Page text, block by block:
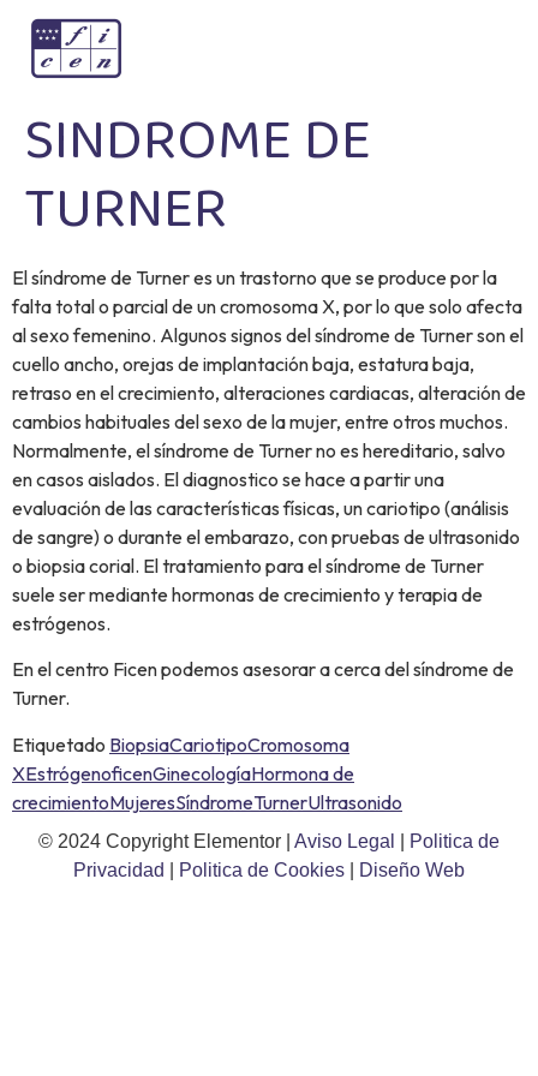
SINDROME DE
TURNER
El síndrome de Turner es un trastorno que se produce por la
falta total o parcial de un cromosoma X, por lo que solo afecta
al sexo femenino. Algunos signos del síndrome de Turner son el
cuello ancho, orejas de implantación baja, estatura baja,
retraso en el crecimiento, alteraciones cardiacas, alteración de
cambios habituales del sexo de la mujer, entre otros muchos.
Normalmente, el síndrome de Turner no es hereditario, salvo
en casos aislados. El diagnostico se hace a partir una
evaluación de las características físicas, un cariotipo (análisis
de sangre) o durante el embarazo, con pruebas de ultrasonido
o biopsia corial. El tratamiento para el síndrome de Turner
suele ser mediante hormonas de crecimiento y terapia de
estrógenos.
En el centro Ficen podemos asesorar a cerca del síndrome de
Turner.
Etiquetado BiopsiaCariotipoCromosoma
XEstrógenoficenGinecologíaHormona de
crecimientoMujeresSíndromeTurnerUltrasonido
© 2024 Copyright Elementor | Aviso Legal
Politica de
Privacidad
Politica de Cookies Diseño Web